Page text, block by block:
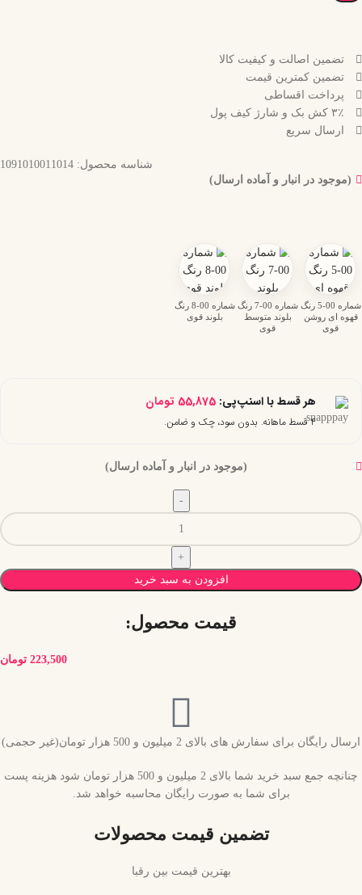
تضمین اصالت و کیفیت کالا
تضمین کمترین قیمت
پرداخت اقساطی
۳٪ کش بک و شارژ کیف پول
ارسال سریع
شناسه محصول: 1091010011014
(موجود در انبار و آماده ارسال)
شماره 00-5 رنگ
قهوه ای روشن
قوی
شماره 00-7 رنگ
بلوند متوسط
قوی
شماره 00-8 رنگ
بلوند قوی
هر قسط با اسنپ‌پی: 55,875 تومان
۴ قسط ماهانه. بدون سود، چک و ضامن.
(موجود در انبار و آماده ارسال)
افزودن به سبد خرید
قیمت محصول:​
223,500 تومان
ارسال رایگان برای سفارش های بالای 2 میلیون و 500 هزار تومان(غیر حجمی)
چنانچه جمع سبد خرید شما بالای 2 میلیون و 500 هزار تومان شود هزینه پست
برای شما به صورت رایگان محاسبه خواهد شد.
تضمین قیمت محصولات
بهترین قیمت بین رقبا